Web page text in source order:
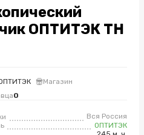
ОПТИТЭК TH
Магазин
0
Вся Россия
ОПТИТЭК